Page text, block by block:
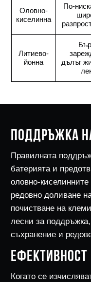
Оловно-
киселинна
По-
Литиево-
йонна
дълъг
ПОДДРЪЖКА
Правилната
батерията и
оловно-
редовно доливане
почистване на
лесни за
съхранение и
Когато се